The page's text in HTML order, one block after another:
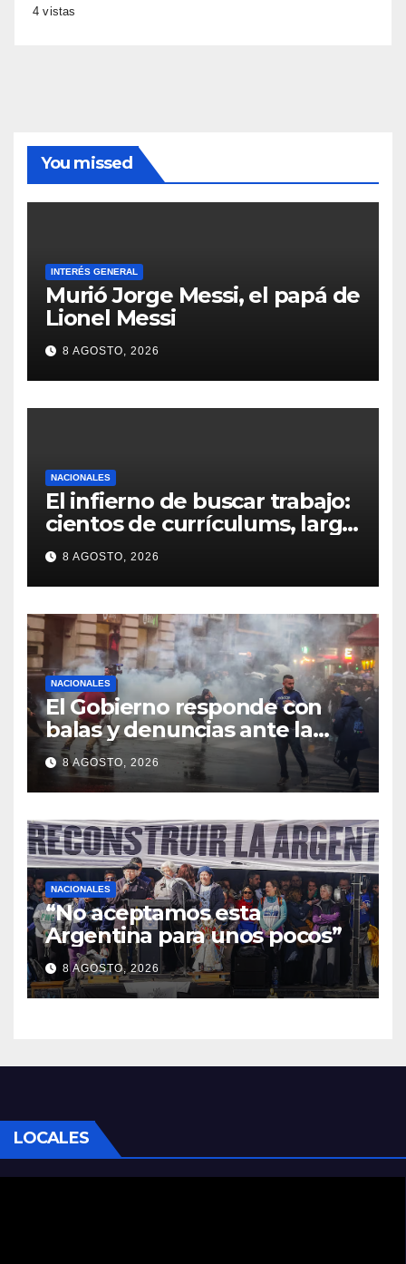
4 vistas
You missed
INTERÉS GENERAL
Murió Jorge Messi, el papá de
Lionel Messi
8 AGOSTO, 2026
NACIONALES
El infierno de buscar trabajo:
cientos de currículums, larga
espera y menos puestos
registrados
8 AGOSTO, 2026
NACIONALES
El Gobierno responde con
balas y denuncias ante la
protesta
8 AGOSTO, 2026
NACIONALES
“No aceptamos esta
Argentina para unos pocos”
8 AGOSTO, 2026
LOCALES